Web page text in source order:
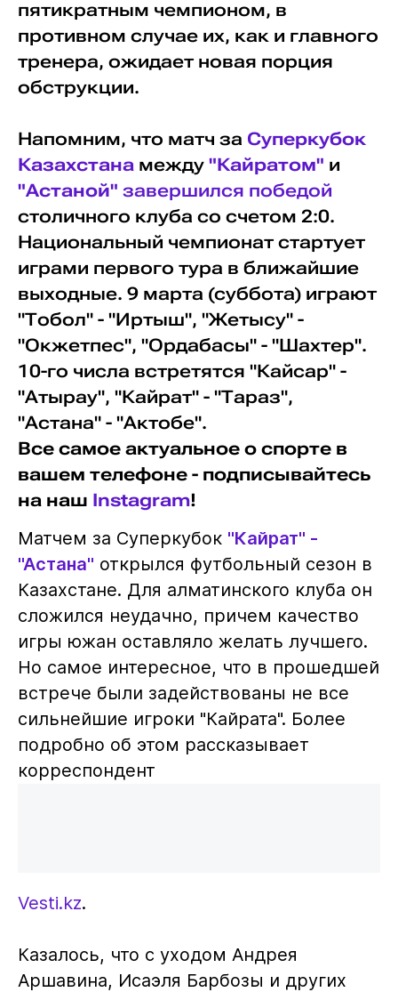
пятикратным чемпионом, в
противном случае их, как и главного
тренера, ожидает новая порция
обструкции.
Напомним, что матч за Суперкубок
Казахстанамежду "Кайратом" и
"Астаной" завершился победой
столичного клуба со счетом 2:0.
Национальный чемпионат стартует
играми первого тура в ближайшие
выходные. 9 марта (суббота) играют
"Тобол" - "Иртыш", "Жетысу" -
"Окжетпес", "Ордабасы" - "Шахтер".
10-го числа встретятся "Кайсар" -
"Атырау", "Кайрат" - "Тараз",
"Астана" - "Актобе".
Все самое актуальное о спорте в
вашем телефоне - подписывайтесь
на наш Instagram!
Матчем за Суперкубок "Кайрат" -
"Астана" открылся футбольный сезон в
Казахстане. Для алматинского клуба он
сложился неудачно, причем качество
игры южан оставляло желать лучшего.
Но самое интересное, что в прошедшей
встрече были задействованы не все
сильнейшие игроки "Кайрата". Более
подробно об этом рассказывает
корреспондент
Vesti.kz.
Казалось, что с уходом Андрея
Аршавина, Исаэля Барбозы и других